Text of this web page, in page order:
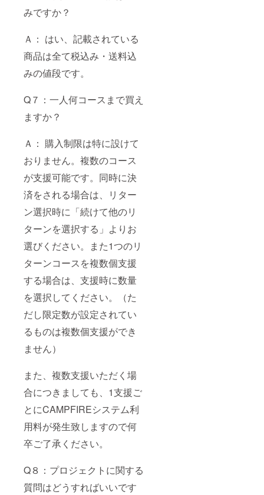
みですか？
Ａ： はい、記載されている
商品は全て税込み・送料込
みの値段です。
Q７：一人何コースまで買え
ますか？
Ａ： 購入制限は特に設けて
おりません。複数のコース
が支援可能です。同時に決
済をされる場合は、リター
ン選択時に「続けて他のリ
ターンを選択する」よりお
選びください。また1つのリ
ターンコースを複数個支援
する場合は、支援時に数量
を選択してください。（た
だし限定数が設定されてい
るものは複数個支援ができ
ません）
また、複数支援いただく場
合につきましても、1支援ご
とにCAMPFIREシステム利
用料が発生致しますので何
卒ご了承ください。
Q８：プロジェクトに関する
質問はどうすればいいです